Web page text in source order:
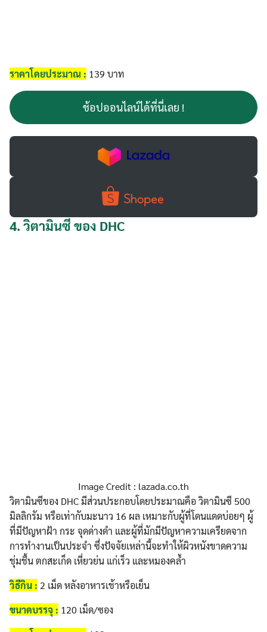
ราคาโดยประมาณ : 139 บาท
ช้อปออนไลน์ได้ที่นี่เลย !
4. วิตามินซี ของ DHC
Image Credit : lazada.co.th
วิตามินซีของ DHC มีส่วนประกอบโดยประมาณคือ วิตามินซี 500
มิลลิกรัม หรือเท่ากับมะนาว 16 ผล เหมาะกับผู้ที่โดนแดดบ่อยๆ ผู้
ที่มีปัญหาฝ้า กระ จุดด่างดำ และผู้ที่มักมีปัญหาความเครียดจาก
การทำงานเป็นประจำ ซึ่งปัจจัยเหล่านี้จะทำให้ผิวหนังขาดความ
ชุ่มชื้น ตกสะเก็ด เหี่ยวย่น แก่เร็ว และหมองคล้ำ
วิธีกิน : 2 เม็ด หลังอาหารเช้าหรือเย็น
ขนาดบรรจุ : 120 เม็ด/ซอง